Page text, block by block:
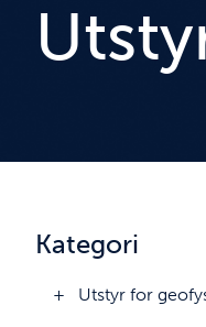
Kategori
Utstyr for